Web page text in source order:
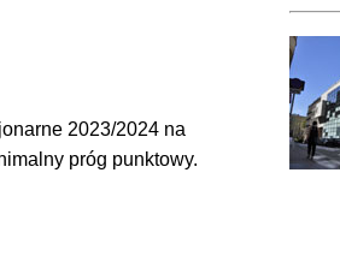
2023/2024 na
próg punktowy.